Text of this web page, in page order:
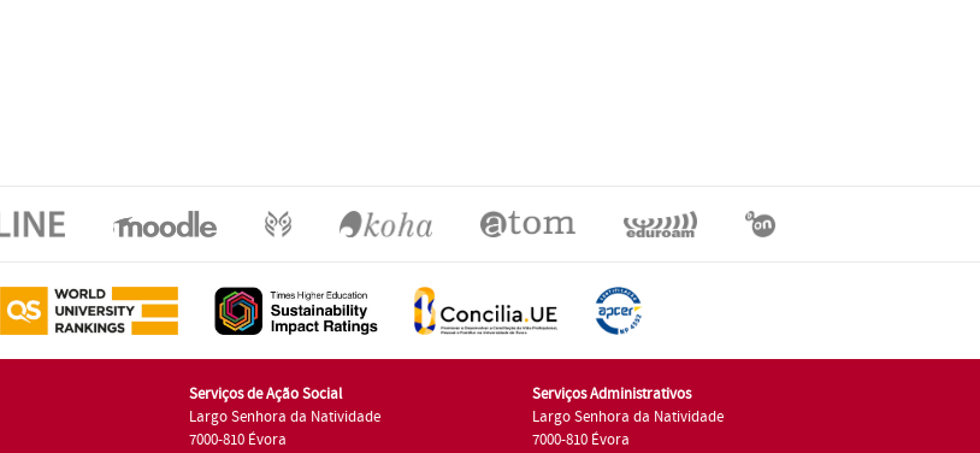
Serviços de Ação Social
Largo Senhora da Natividade
7000-810 Évora
Serviços Administrativos
Largo Senhora da Natividade
7000-810 Évora